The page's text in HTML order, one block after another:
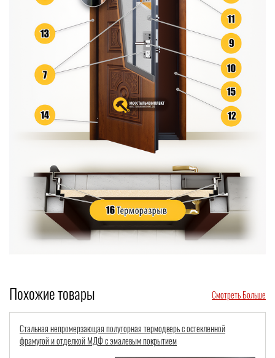
Похожие товары Смотреть Больше
термодверь с остекленной
покрытием
Входная термодверь с
остеклением и бугельной ручкой